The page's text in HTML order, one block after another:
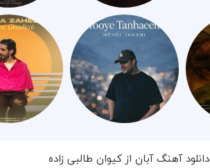
دانلود آهنگ آبان از کیوان طالبی زاده